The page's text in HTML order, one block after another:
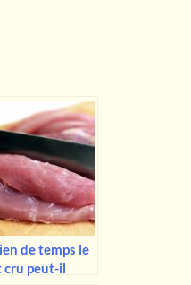
de temps le
cru peut-il